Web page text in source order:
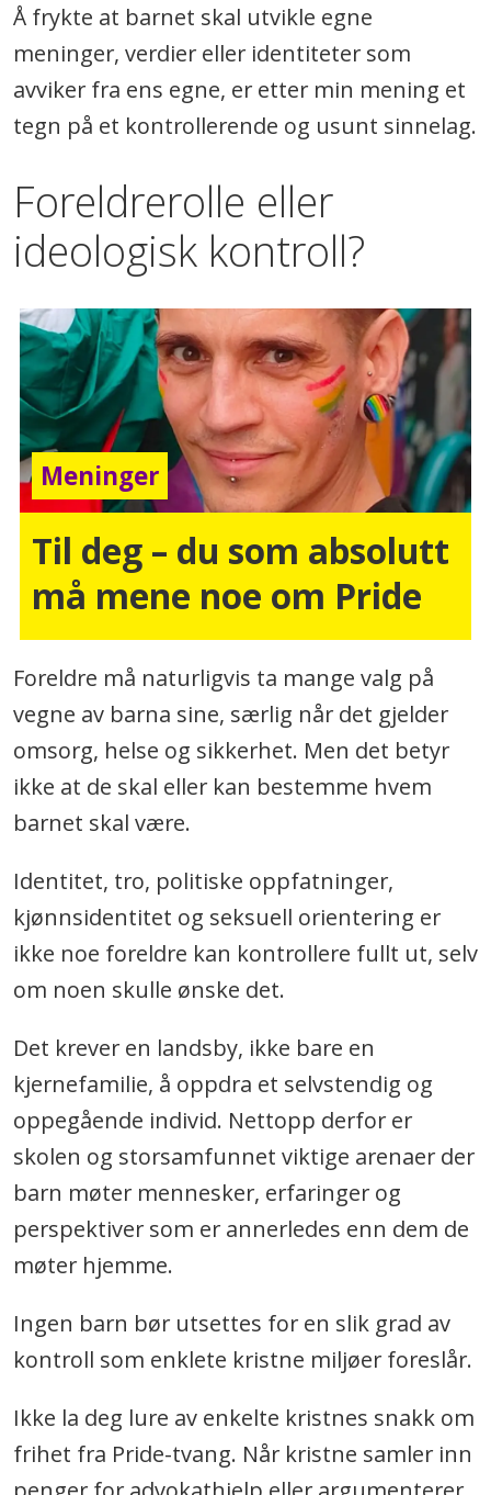
Å frykte at barnet skal utvikle egne
meninger, verdier eller identiteter som
avviker fra ens egne, er etter min mening et
tegn på et kontrollerende og usunt sinnelag.
Foreldrerolle eller
ideologisk kontroll?
Meninger
Til deg – du som absolutt
må mene noe om Pride
Foreldre må naturligvis ta mange valg på
vegne av barna sine, særlig når det gjelder
omsorg, helse og sikkerhet. Men det betyr
ikke at de skal eller kan bestemme hvem
barnet skal være.
Identitet, tro, politiske oppfatninger,
kjønnsidentitet og seksuell orientering er
ikke noe foreldre kan kontrollere fullt ut, selv
om noen skulle ønske det.
Det krever en landsby, ikke bare en
kjernefamilie, å oppdra et selvstendig og
oppegående individ. Nettopp derfor er
skolen og storsamfunnet viktige arenaer der
barn møter mennesker, erfaringer og
perspektiver som er annerledes enn dem de
møter hjemme.
Ingen barn bør utsettes for en slik grad av
kontroll som enklete kristne miljøer foreslår.
Ikke la deg lure av enkelte kristnes snakk om
frihet fra Pride-tvang. Når kristne samler inn